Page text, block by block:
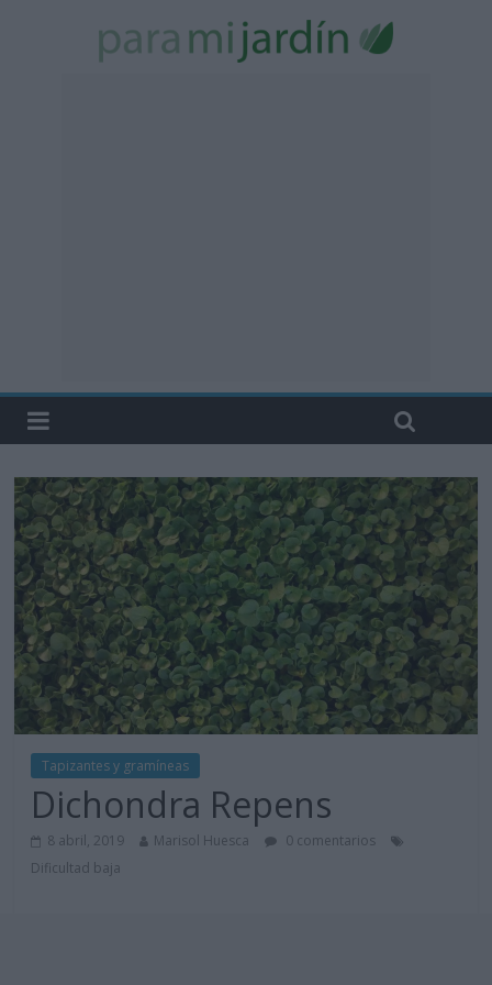
Tapizantes y gramíneas
Dichondra Repens
8 abril, 2019 Marisol Huesca
0 comentarios
Dificultad baja